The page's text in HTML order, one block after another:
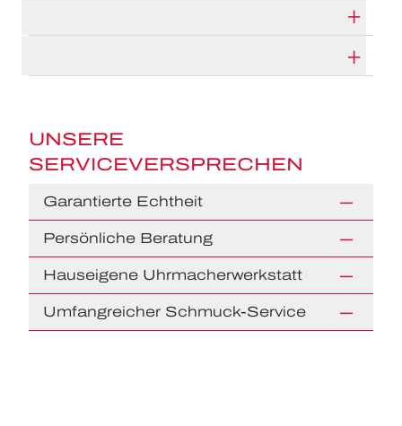
HERSTELLERBESCHREIBUNG
UNSERE
SERVICEVERSPRECHEN
Garantierte Echtheit
Persönliche Beratung
Hauseigene Uhrmacherwerkstatt
Umfangreicher Schmuck-Service